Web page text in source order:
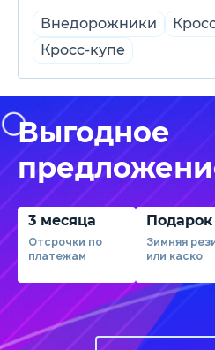
Внедорожники
Кросс-купе
Выгодное
3 месяца
Отсрочки по
платежам
Подарок
Зимняя
или каско